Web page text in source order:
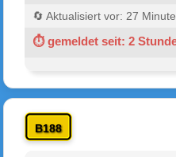
🔄 Aktualisiert vor: 27
⏱ gemeldet seit: 2
B188